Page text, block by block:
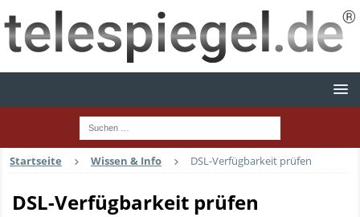
Startseite Wissen & Info DSL-Verfügbarkeit prüfen
DSL-Verfügbarkeit prüfen